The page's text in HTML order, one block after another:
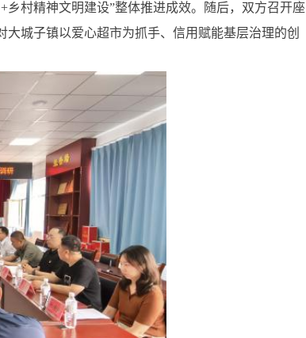
村精神文明建设”整体推进成效。随后，双方召开座
城子镇以爱心超市为抓手、信用赋能基层治理的创